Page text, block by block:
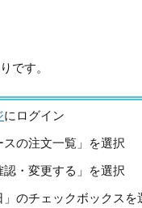
です。
にログイン
スの注文一覧」を選択
認・変更する」を選択
」のチェックボックスを